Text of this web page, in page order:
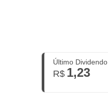
Último Dividendo
R$ 1,23